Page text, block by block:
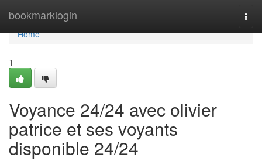
bookmarklogin
Home
Home
1
Voyance 24/24 avec olivier
patrice et ses voyants
disponible 24/24